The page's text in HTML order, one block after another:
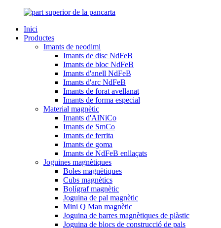
Inici
Productes
Imants de neodimi
Imants de disc NdFeB
Imants de bloc NdFeB
Imants d'anell NdFeB
Imants d'arc NdFeB
Imants de forat avellanat
Imants de forma especial
Material magnètic
Imants d'AlNiCo
Imants de SmCo
Imants de ferrita
Imants de goma
Imants de NdFeB enllaçats
Joguines magnètiques
Boles magnètiques
Cubs magnètics
Bolígraf magnètic
Joguina de pal magnètic
Mini Q Man magnètic
Joguina de barres magnètiques de plàstic
Joguina de blocs de construcció de pals